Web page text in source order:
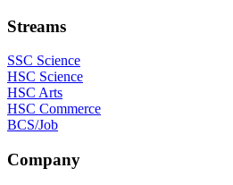
Streams
SSC Science
HSC Science
HSC Arts
HSC Commerce
BCS/Job
Company